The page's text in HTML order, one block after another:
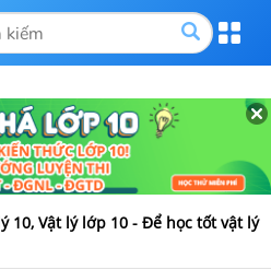
10, Vật lý lớp 10 - Để học tốt vật lý